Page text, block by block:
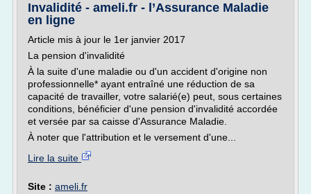
Invalidité - ameli.fr - l’Assurance Maladie
en ligne
Article mis à jour le 1er janvier 2017
La pension d'invalidité
À la suite d'une maladie ou d'un accident d'origine non
professionnelle* ayant entraîné une réduction de sa
capacité de travailler, votre salarié(e) peut, sous certaines
conditions, bénéficier d'une pension d'invalidité accordée
et versée par sa caisse d'Assurance Maladie.
À noter que l'attribution et le versement d'une...
Lire la suite
Site : ameli.fr